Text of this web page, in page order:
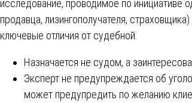
исследование, проводимое по инициативе
продавца, лизингополучателя,
ключевые отличия от судебной:
Назначается не судом, а
Эксперт не предупреждается об
может предупредить по желанию